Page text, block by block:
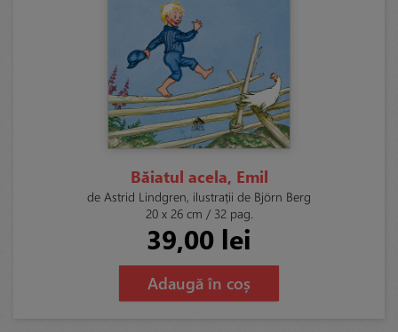
Băiatul acela, Emil
de Astrid Lindgren, ilustrații de Björn Berg
20 x 26 cm / 32 pag.
39,00 lei
Adaugă în coș